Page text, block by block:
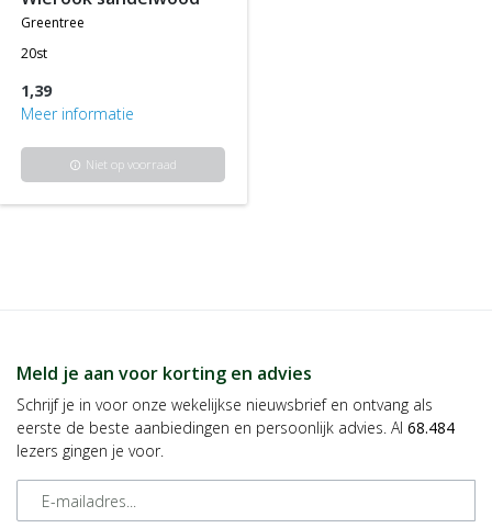
greentree
20st
1,39
Meer informatie
info Niet op voorraad
Meld je aan voor korting en advies
Schrijf je in voor onze wekelijkse nieuwsbrief en ontvang als
eerste de beste aanbiedingen en persoonlijk advies. Al 68.484
lezers gingen je voor.
E-mailadres